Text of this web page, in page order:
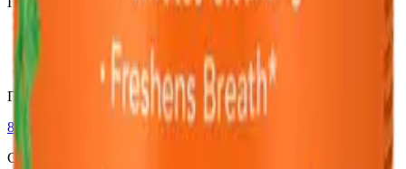
Частые вопросы
Мои заказы
Горячая линия
8 (931) 000-29-97
С 10 до 19 (пн.–пт.),